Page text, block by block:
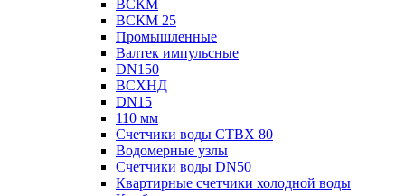
ВСКМ
ВСКМ 25
Промышленные
Валтек импульсные
DN150
ВСХНД
DN15
110 мм
Счетчики воды СТВХ 80
Водомерные узлы
Счетчики воды DN50
Квартирные счетчики холодной воды